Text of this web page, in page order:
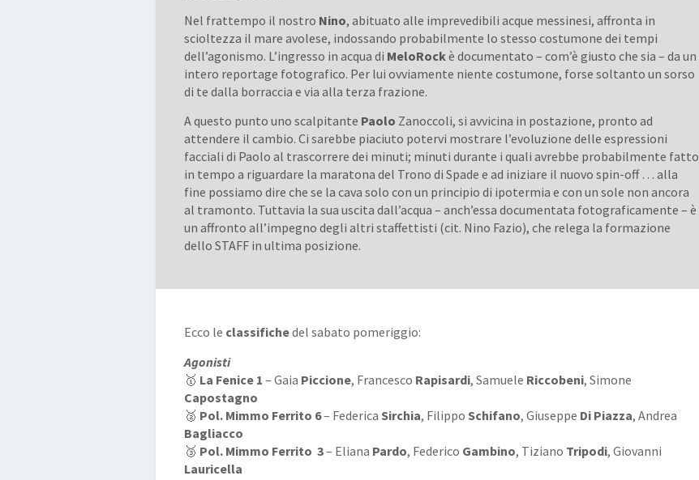
Nel frattempo il nostro Nino, abituato alle imprevedibili acque messinesi, affronta in
scioltezza il mare avolese, indossando probabilmente lo stesso costumone dei tempi
dell’agonismo. L’ingresso in acqua di MeloRockè documentato – com’è giusto che sia – da un
intero reportage fotografico. Per lui ovviamente niente costumone, forse soltanto un sorso
di te dalla borraccia e via alla terza frazione.
A questo punto uno scalpitante Paolo Zanoccoli, si avvicina in postazione, pronto ad
attendere il cambio. Ci sarebbe piaciuto potervi mostrare l’evoluzione delle espressioni
facciali di Paolo al trascorrere dei minuti; minuti durante i quali avrebbe probabilmente fatto
in tempo a riguardare la maratona del Trono di Spade e ad iniziare il nuovo spin-off … alla
fine possiamo dire che se la cava solo con un principio di ipotermia e con un sole non ancora
al tramonto. Tuttavia la sua uscita dall’acqua – anch’essa documentata fotograficamente – è
un affronto all’impegno degli altri staffettisti (cit. Nino Fazio), che relega la formazione
dello STAFF in ultima posizione.
Ecco le classifichedel sabato pomeriggio:
Agonisti
🥇 La Fenice 1 – Gaia Piccione, Francesco Rapisardi, Samuele Riccobeni, Simone
Capostagno
🥈 Pol. Mimmo Ferrito 6– Federica Sirchia, Filippo Schifano, Giuseppe Di Piazza, Andrea
Bagliacco
🥉 Pol. Mimmo Ferrito 3– Eliana Pardo, Federico Gambino, Tiziano Tripodi, Giovanni
Lauricella